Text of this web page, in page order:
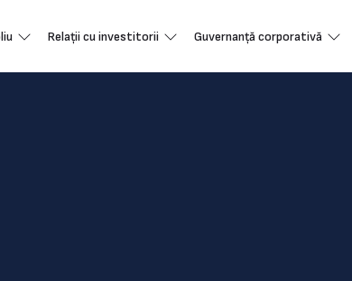
Relații cu investitorii Guvernanță corporativă